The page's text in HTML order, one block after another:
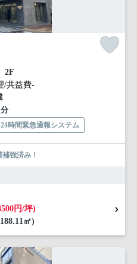
2F
/共益費-
24時間緊急通報システム
強済み！
円/坪)
㎡)